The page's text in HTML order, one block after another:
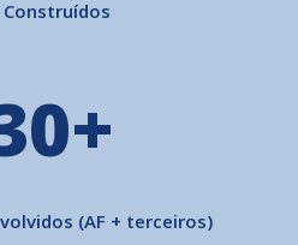
Construídos
+
(AF + terceiros)